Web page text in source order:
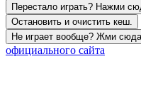
Перестало играть? Нажми
Остановить и очистить кеш.
Не играет вообще? Жми
официального сайта